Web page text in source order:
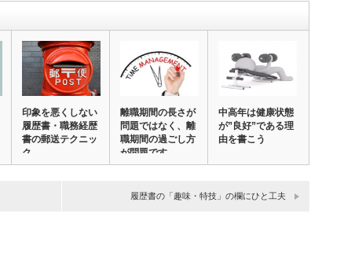
印象を悪くしない
履歴書・職務経歴
書の郵送テクニッ
ク
離職期間の長さが
問題ではなく、離
職期間の過ごし方
が問題です
中高年は健康状態
が”良好”である理
由を書こう
履歴書の「趣味・特技」の欄にひと工夫